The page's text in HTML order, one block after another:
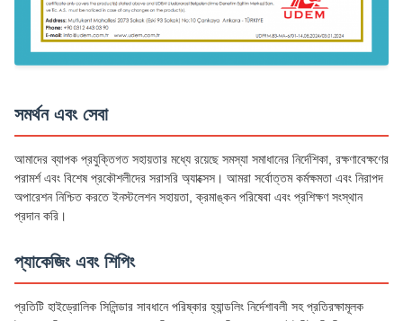
সমর্থন এবং সেবা
আমাদের ব্যাপক প্রযুক্তিগত সহায়তার মধ্যে রয়েছে সমস্যা সমাধানের নির্দেশিকা, রক্ষণাবেক্ষণের
পরামর্শ এবং বিশেষ প্রকৌশলীদের সরাসরি অ্যাক্সেস। আমরা সর্বোত্তম কর্মক্ষমতা এবং নিরাপদ
অপারেশন নিশ্চিত করতে ইনস্টলেশন সহায়তা, ক্রমাঙ্কন পরিষেবা এবং প্রশিক্ষণ সংস্থান
প্রদান করি।
প্যাকেজিং এবং শিপিং
প্রতিটি হাইড্রোলিক সিলিন্ডার সাবধানে পরিষ্কার হ্যান্ডলিং নির্দেশাবলী সহ প্রতিরক্ষামূলক